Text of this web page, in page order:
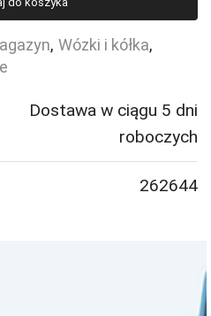
, Wózki i kółka,
Dostawa w ciągu 5 dni
roboczych
262644